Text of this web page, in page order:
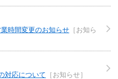
時間変更のお知らせ ［お知ら
対応について ［お知らせ］